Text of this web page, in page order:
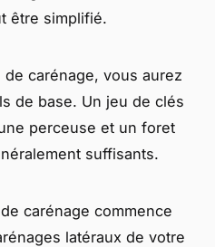
être simplifié.
carénage, vous aurez
de base. Un jeu de clés
perceuse et un foret
suffisants.
carénage commence
latéraux de votre